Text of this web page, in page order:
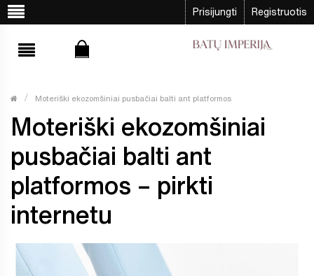
Prisijungti Registruotis
Moteriški ekozomšiniai pusbačiai balti ant platformos
Moteriški ekozomšiniai
pusbačiai balti ant
platformos – pirkti
internetu